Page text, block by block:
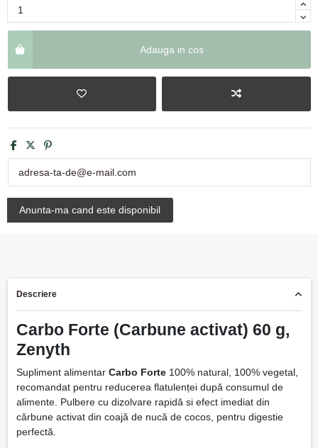
Adauga in cos
Descriere
Carbo Forte (Carbune activat) 60 g,
Zenyth
Supliment alimentar Carbo Forte100% natural, 100% vegetal,
recomandat pentru reducerea flatulenței după consumul de
alimente. Pulbere cu dizolvare rapidă si efect imediat din
cărbune activat din coajă de nucă de cocos, pentru digestie
perfectă.